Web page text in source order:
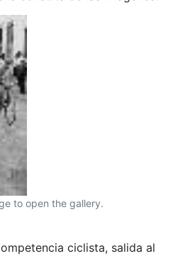
to open the gallery.
ciclista, salida al